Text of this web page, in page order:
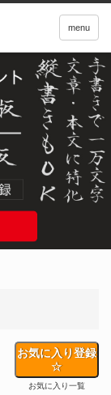
menu
お気に入り登録
お気に入り一覧